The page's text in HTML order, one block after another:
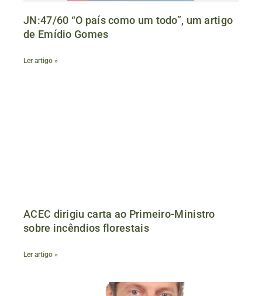
JN:47/60 “O país como um todo”, um artigo
de Emídio Gomes
Ler artigo »
ACEC dirigiu carta ao Primeiro-Ministro
sobre incêndios florestais
Ler artigo »